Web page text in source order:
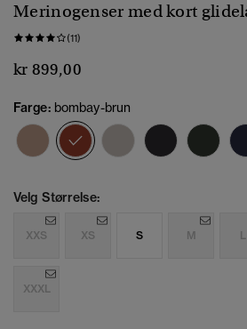
Merinogenser med kort
(11)
kr 899,00
Farge: bombay-brun
valgt
Velg Størrelse:
XXS XS S M L
XXXL